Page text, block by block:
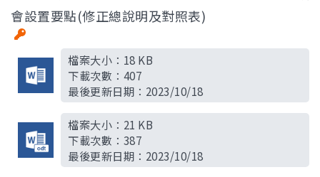
會設置要點(修正總說明及對照表)
檔案大小： 18 KB
下載次數： 407
最後更新日期： 2023/10/18
檔案大小： 21 KB
下載次數： 387
最後更新日期： 2023/10/18